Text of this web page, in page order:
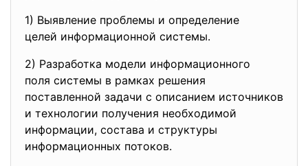
1) Выявление проблемы и определение
целей информационной системы.
2) Разработка модели информационного
поля системы в рамках решения
поставленной задачи с описанием источников
и технологии получения необходимой
информации, состава и структуры
информационных потоков.